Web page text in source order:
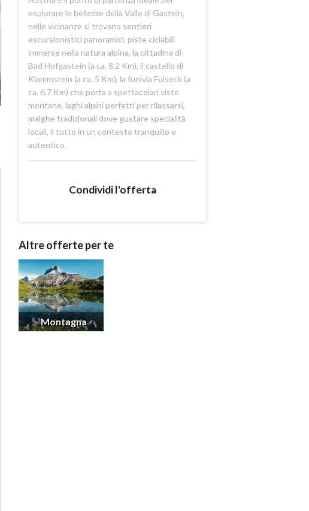
esplorare le bellezze della Valle di Gastein,
nelle vicinanze si trovano sentieri
escursionistici panoramici, piste ciclabili
immerse nella natura alpina, la cittadina di
Bad Hofgastein (a ca. 8.2 Km), il castello di
Klammstein (a ca. 5 Km), la funivia Fulseck (a
ca. 6.7 Km) che porta a spettacolari viste
montane, laghi alpini perfetti per rilassarsi,
malghe tradizionali dove gustare specialità
locali, il tutto in un contesto tranquillo e
autentico.
Condividi l'offerta
Altre offerte per te
Montagna